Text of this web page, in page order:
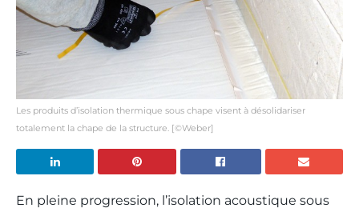
Les produits d’isolation thermique sous chape visent à désolidariser
totalement la chape de la structure. [©Weber]
En pleine progression, l’isolation acoustique sous